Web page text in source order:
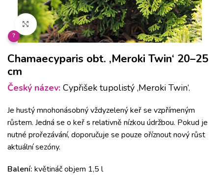
Klikněte pro zvětšení
?
Chamaecyparis obt. ‚Meroki Twin‘ 20–25
cm
Český název: Cypřišek tupolistý ‚Meroki Twin‘.
Je hustý mnohonásobný vždyzelený keř se vzpřímeným
růstem. Jedná se o keř s relativně nízkou údržbou. Pokud je
nutné prořezávání, doporučuje se pouze oříznout nový růst
aktuální sezóny.
Balení: květináč objem 1,5 l